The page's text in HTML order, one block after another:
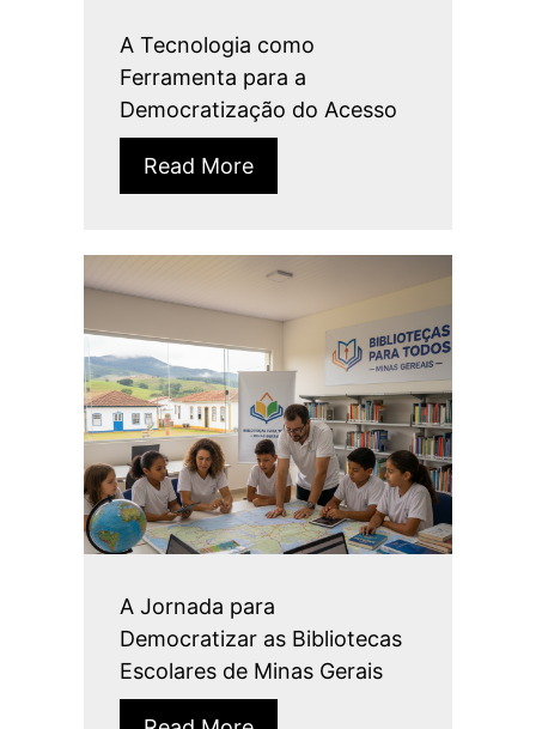
A Tecnologia como
Ferramenta para a
Democratização do Acesso
Read More
A Jornada para
Democratizar as Bibliotecas
Escolares de Minas Gerais